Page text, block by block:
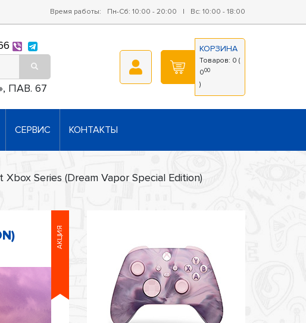
Время работы: Пн-Сб: 10:00 - 20:00 | Вс: 10:00 - 18:00
ПАВ. 67
КОРЗИНА
Товаров: 0 (
000
)
СЕРВИС КОНТАКТЫ
Series (Dream Vapor Special Edition)
АКЦИЯ